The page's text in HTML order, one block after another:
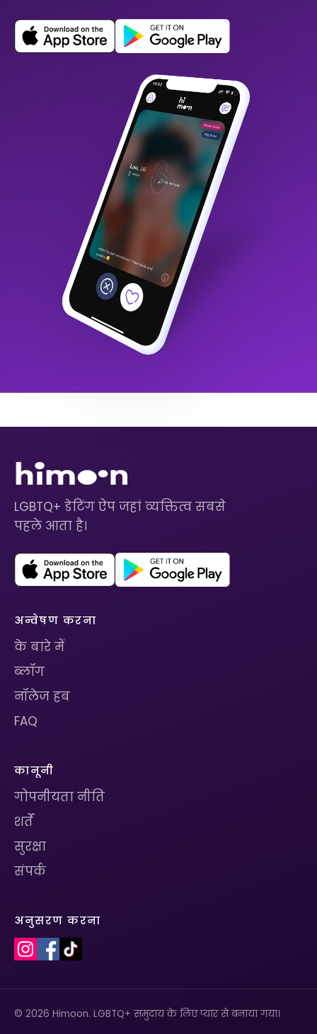
LGBTQ+ डेटिंग ऐप जहां व्यक्तित्व सबसे
पहले आता है।
अन्वेषण करना
के बारे में
ब्लॉग
नॉलेज हब
FAQ
कानूनी
गोपनीयता नीति
शर्तें
सुरक्षा
संपर्क
अनुसरण करना
© 2026 Himoon. LGBTQ+ समुदाय के लिए प्यार से बनाया गया।